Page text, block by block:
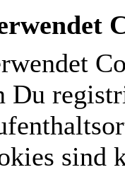
Du
sind